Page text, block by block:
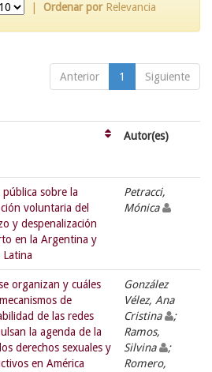
Ordenar por Relevancia
Anterior 1 Siguiente
Autor(es)
sobre la
voluntaria del
y despenalización
en la Argentina y
Latina
Petracci,
Mónica
organizan y cuáles
de
de las redes
la agenda de la
derechos sexuales y
en América
González
Vélez, Ana
Cristina
;
Ramos,
Silvina
;
Romero,